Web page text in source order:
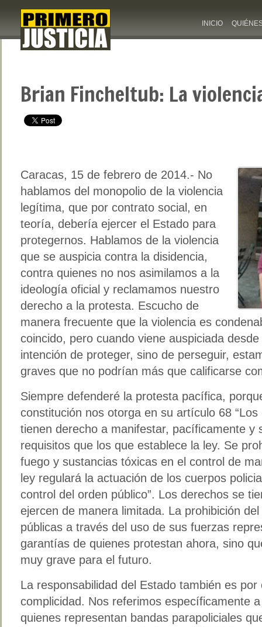
INICIO
Brian Fincheltub: La
Caracas, 15 de febrero de 2014.- No
hablamos del monopolio de la violencia
legítima, que por contrato social, en
teoría, debería ejercer el Estado para
protegernos. Hablamos de la violencia
que se auspicia contra la disidencia,
contra quienes no nos asimilamos a la
ideología oficial y reclamamos nuestro
derecho a la protesta. Escucho de
manera frecuente que la violencia es
coincido, pero cuando viene auspiciada
intención de proteger, sino de perseguir,
graves que no podrían más que calificarse
Siempre defenderé la protesta pacífica,
constitución nos otorga en su artículo 68
tienen derecho a manifestar, pacíficamente y
requisitos que los que establece la ley. Se
fuego y sustancias tóxicas en el control de
ley regulará la actuación de los cuerpos
control del orden público”. Los derechos se
ejercen de manera limitada. La prohibición
públicas a través del uso de sus fuerzas
garantías de quienes protestan ahora, sino
muy grave para el futuro.
La responsabilidad del Estado también es
complicidad. Nos referimos específicamente
quienes representan bandas parapoliciales